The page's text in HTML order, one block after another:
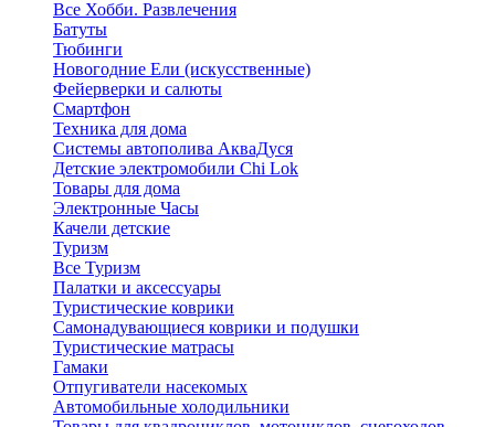
Все Хобби. Развлечения
Батуты
Тюбинги
Новогодние Ели (искусственные)
Фейерверки и салюты
Смартфон
Техника для дома
Системы автополива АкваДуся
Детские электромобили Chi Lok
Товары для дома
Электронные Часы
Качели детские
Туризм
Все Туризм
Палатки и аксессуары
Туристические коврики
Самонадувающиеся коврики и подушки
Туристические матрасы
Гамаки
Отпугиватели насекомых
Автомобильные холодильники